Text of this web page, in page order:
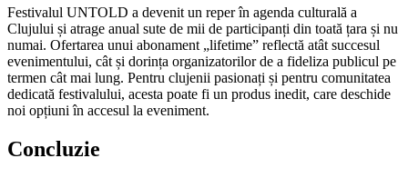
Festivalul UNTOLD a devenit un reper în agenda culturală a
Clujului și atrage anual sute de mii de participanți din toată țara și nu
numai. Ofertarea unui abonament „lifetime” reflectă atât succesul
evenimentului, cât și dorința organizatorilor de a fideliza publicul pe
termen cât mai lung. Pentru clujenii pasionați și pentru comunitatea
dedicată festivalului, acesta poate fi un produs inedit, care deschide
noi opțiuni în accesul la eveniment.
Concluzie